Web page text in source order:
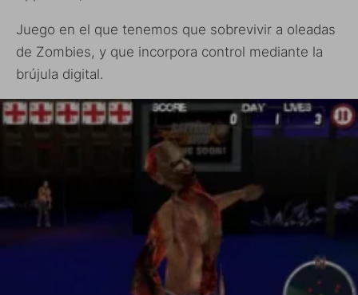
Juego en el que tenemos que sobrevivir a oleadas
de Zombies, y que incorpora control mediante la
brújula digital.